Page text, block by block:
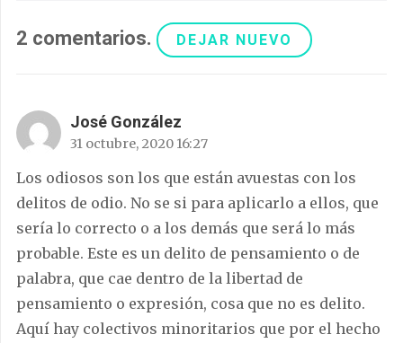
2 comentarios. DEJAR NUEVO
José González
31 octubre, 2020 16:27
Los odiosos son los que están avuestas con los
delitos de odio. No se si para aplicarlo a ellos, que
sería lo correcto o a los demás que será lo más
probable. Este es un delito de pensamiento o de
palabra, que cae dentro de la libertad de
pensamiento o expresión, cosa que no es delito.
Aquí hay colectivos minoritarios que por el hecho